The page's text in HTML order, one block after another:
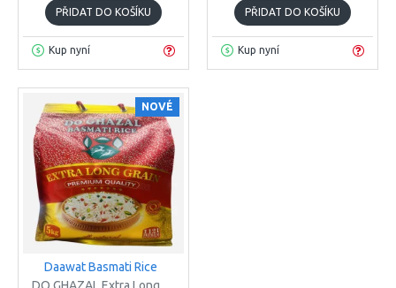
PŘIDAT DO KOŠÍKU
Kup nyní
PŘIDAT DO KOŠÍKU
Kup nyní
NOVÉ
Daawat Basmati Rice